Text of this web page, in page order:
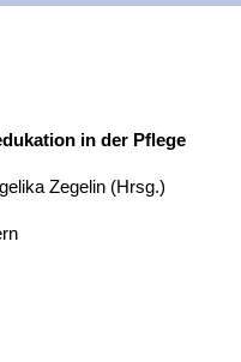
in der Pflege
Zegelin (Hrsg.)